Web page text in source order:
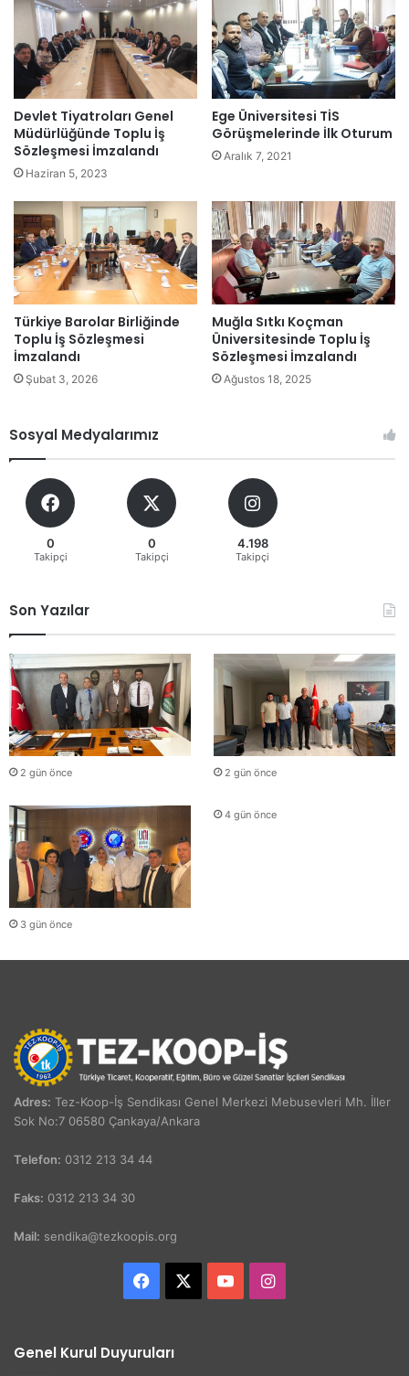
Devlet Tiyatroları Genel
Müdürlüğünde Toplu İş
Sözleşmesi İmzalandı
Haziran 5, 2023
Ege Üniversitesi TİS
Görüşmelerinde İlk Oturum
Aralık 7, 2021
Türkiye Barolar Birliğinde
Toplu İş Sözleşmesi
İmzalandı
Şubat 3, 2026
Muğla Sıtkı Koçman
Üniversitesinde Toplu İş
Sözleşmesi İmzalandı
Ağustos 18, 2025
Sosyal Medyalarımız
0
Takipçi
0
Takipçi
4.198
Takipçi
Son Yazılar
2 gün önce 2 gün önce
3 gün önce
4 gün önce
Adres: Tez-Koop-İş Sendikası Genel Merkezi Mebusevleri Mh. İller
Sok No:7 06580 Çankaya/Ankara
Telefon: 0312 213 34 44
Faks: 0312 213 34 30
Mail: sendika@tezkoopis.org
Facebook YouTubeInstagram
Genel Kurul Duyuruları